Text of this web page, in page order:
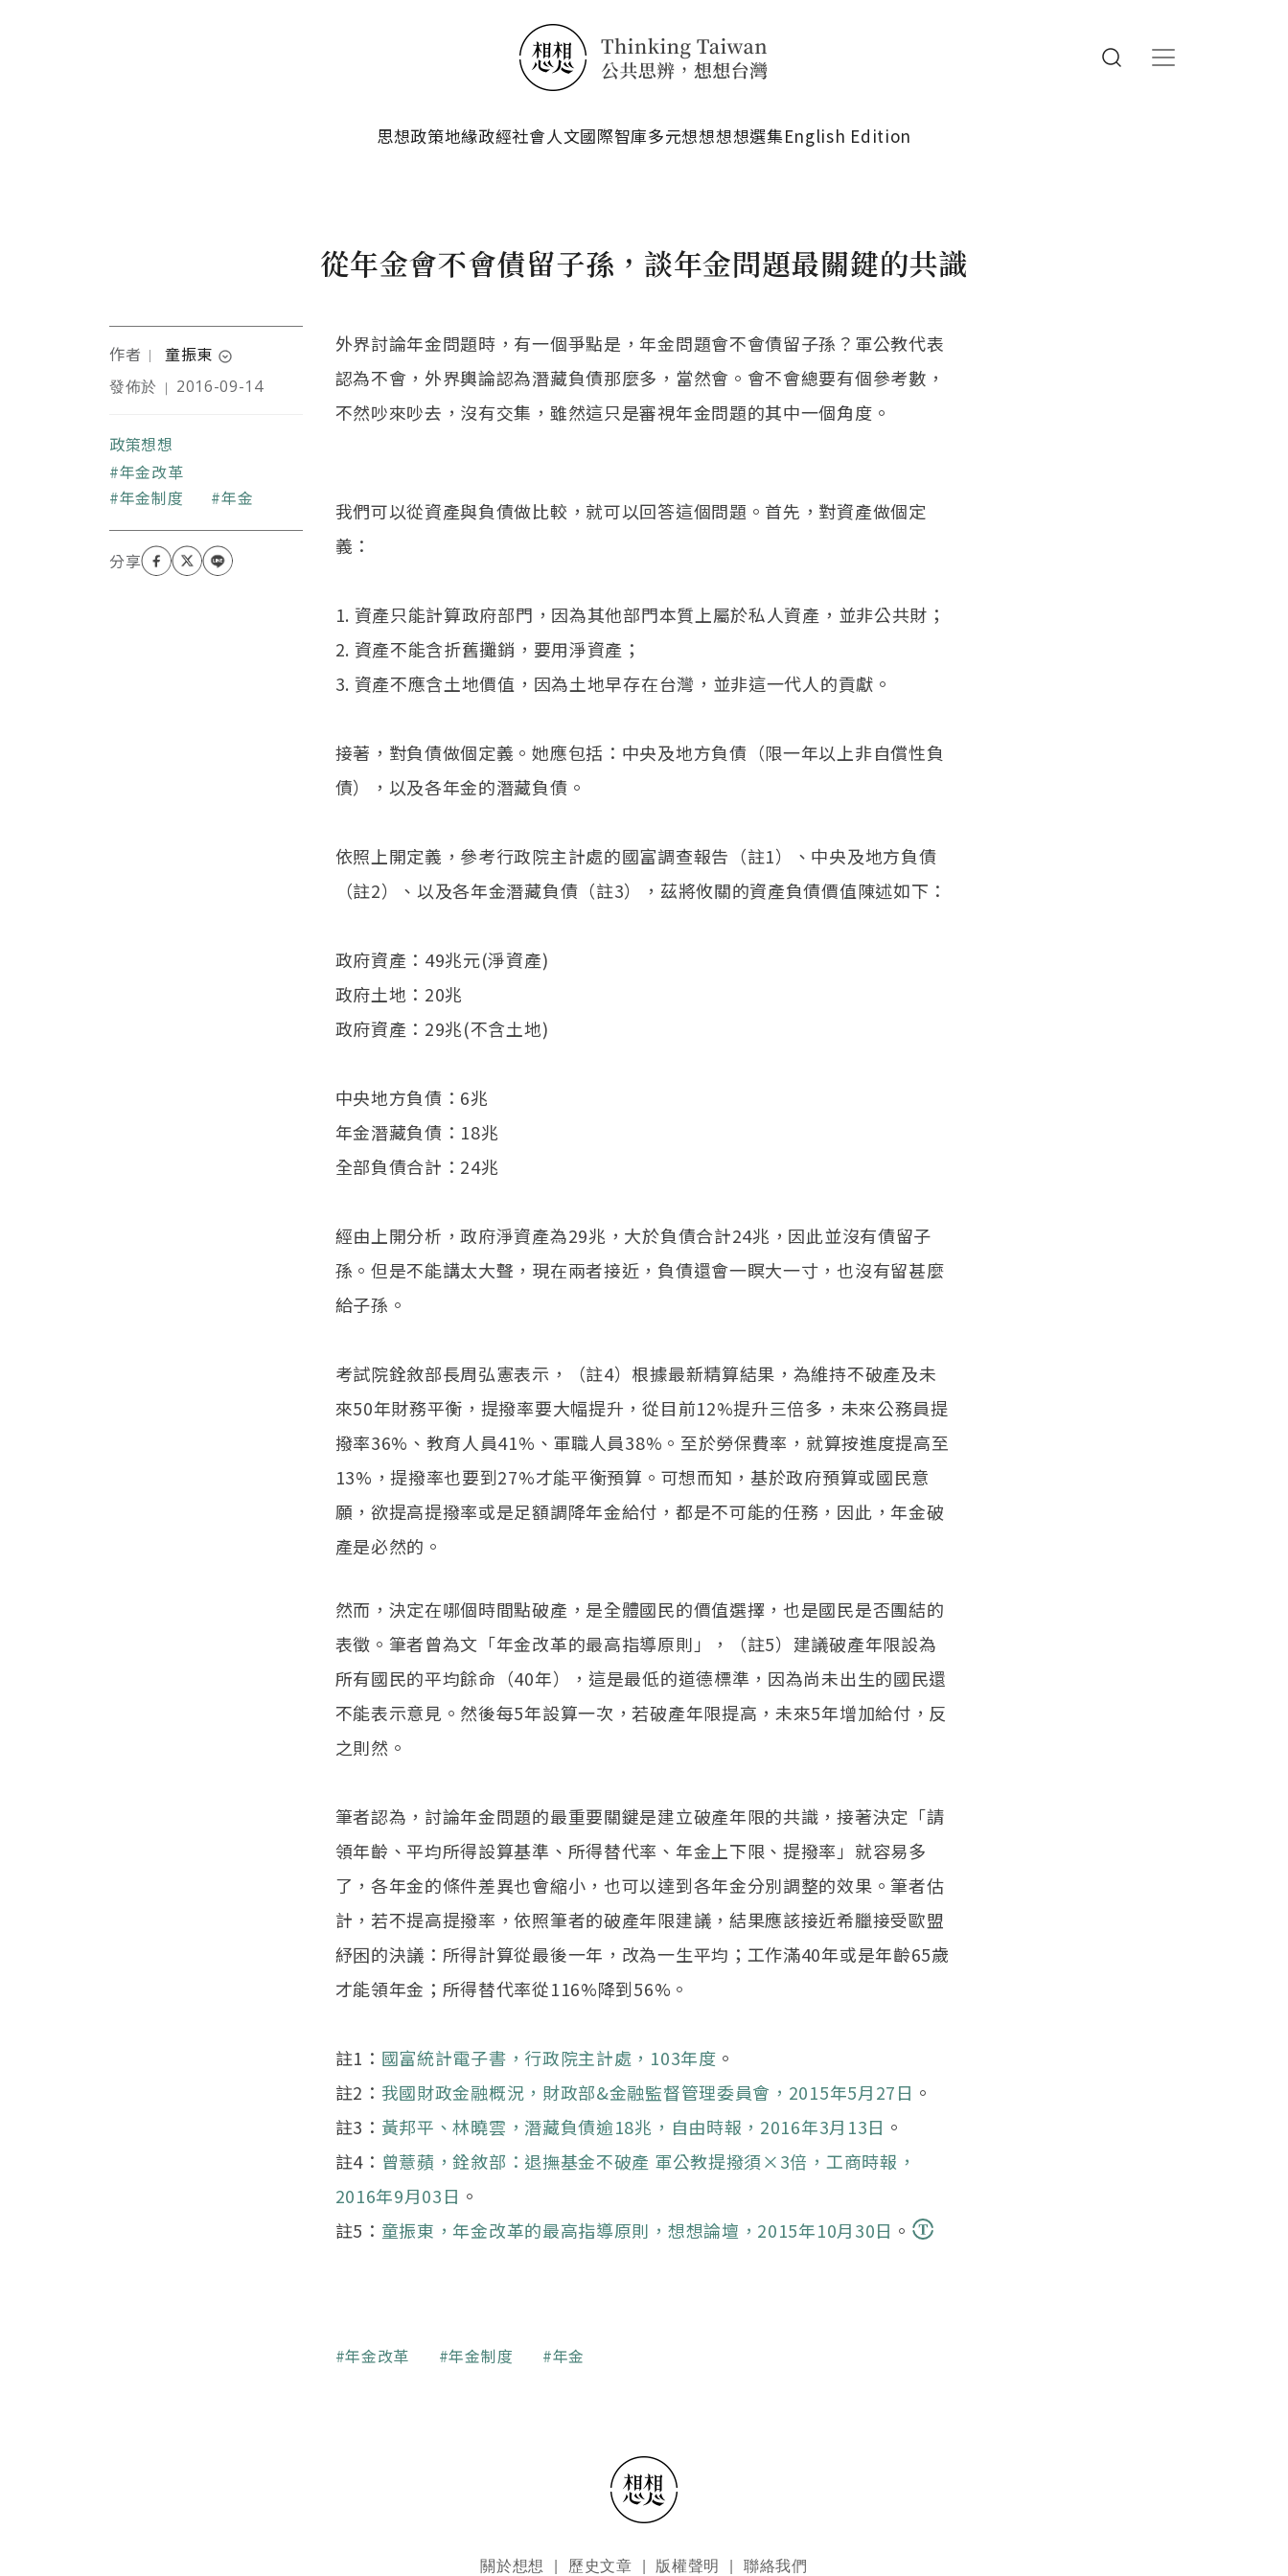
思想政策地緣政經社會人文國際智庫多元想想想想選集English Edition
從年金會不會債留子孫，談年金問題最關鍵的共識
作者 ｜ 童振東 expand_circle_down
作者為企業顧問，關心
發佈於 ｜ 2016-09-14
政策想想
關鍵字
年金改革
年金制度
年金
外界討論年金問題時，有一個爭點是，年金問題會不會債留子孫？軍公教代表
認為不會，外界輿論認為潛藏負債那麼多，當然會。會不會總要有個參考數，
不然吵來吵去，沒有交集，雖然這只是審視年金問題的其中一個角度。
我們可以從資產與負債做比較，就可以回答這個問題。首先，對資產做個定
義：
1. 資產只能計算政府部門，因為其他部門本質上屬於私人資產，並非公共財；
2. 資產不能含折舊攤銷，要用淨資產；
3. 資產不應含土地價值，因為土地早存在台灣，並非這一代人的貢獻。
接著，對負債做個定義。她應包括：中央及地方負債（限一年以上非自償性負
債），以及各年金的潛藏負債。
依照上開定義，參考行政院主計處的國富調查報告（註1）、中央及地方負債
（註2）、以及各年金潛藏負債（註3），茲將攸關的資產負債價值陳述如下：
政府資產：49兆元(淨資產)
政府土地：20兆
政府資產：29兆(不含土地)
中央地方負債：6兆
年金潛藏負債：18兆
全部負債合計：24兆
經由上開分析，政府淨資產為29兆，大於負債合計24兆，因此並沒有債留子
孫。但是不能講太大聲，現在兩者接近，負債還會一瞑大一寸，也沒有留甚麼
給子孫。
考試院銓敘部長周弘憲表示，（註4）根據最新精算結果，為維持不破產及未
來50年財務平衡，提撥率要大幅提升，從目前12%提升三倍多，未來公務員提
撥率36%、教育人員41%、軍職人員38%。至於勞保費率，就算按進度提高至
13%，提撥率也要到27%才能平衡預算。可想而知，基於政府預算或國民意
願，欲提高提撥率或是足額調降年金給付，都是不可能的任務，因此，年金破
產是必然的。
然而，決定在哪個時間點破產，是全體國民的價值選擇，也是國民是否團結的
表徵。筆者曾為文「年金改革的最高指導原則」，（註5）建議破產年限設為
所有國民的平均餘命（40年），這是最低的道德標準，因為尚未出生的國民還
不能表示意見。然後每5年設算一次，若破產年限提高，未來5年增加給付，反
之則然。
筆者認為，討論年金問題的最重要關鍵是建立破產年限的共識，接著決定「請
領年齡、平均所得設算基準、所得替代率、年金上下限、提撥率」就容易多
了，各年金的條件差異也會縮小，也可以達到各年金分別調整的效果。筆者估
計，若不提高提撥率，依照筆者的破產年限建議，結果應該接近希臘接受歐盟
紓困的決議：所得計算從最後一年，改為一生平均；工作滿40年或是年齡65歲
才能領年金；所得替代率從116%降到56%。
註1： 國富統計電子書，行政院主計處，103年度 。
註2： 我國財政金融概況，財政部&金融監督管理委員會，2015年5月27日 。
註3： 黃邦平、林曉雲，潛藏負債逾18兆，自由時報，2016年3月13日 。
註4： 曾薏蘋，銓敘部：退撫基金不破產 軍公教提撥須×3倍，工商時報，
2016年9月03日 。
註5： 童振東，年金改革的最高指導原則，想想論壇，2015年10月30日 。
關鍵字
年金改革 年金制度 年金
關於想想 歷史文章 版權聲明 聯絡我們